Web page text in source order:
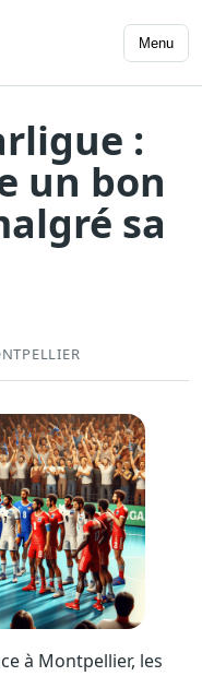
Menu
:
un bon
sa
à Montpellier, les